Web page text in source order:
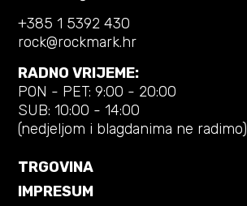
+385 1 5392 430
rock@rockmark.hr
RADNO VRIJEME:
PON - PET: 9:00 - 20:00
SUB: 10:00 - 14:00
(nedjeljom i blagdanima ne radimo)
TRGOVINA
IMPRESUM